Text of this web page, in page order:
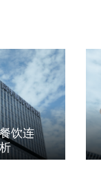
饮连